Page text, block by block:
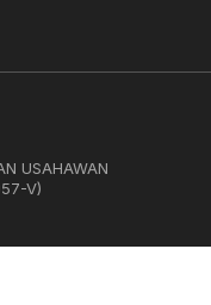
USAHAWAN
V)